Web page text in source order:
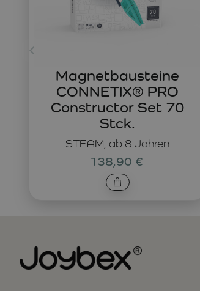
STEAM, ab 8 Jahren
Magnetbausteine
CONNETIX® PRO
Constructor Set 70
Stck.
138,90 €